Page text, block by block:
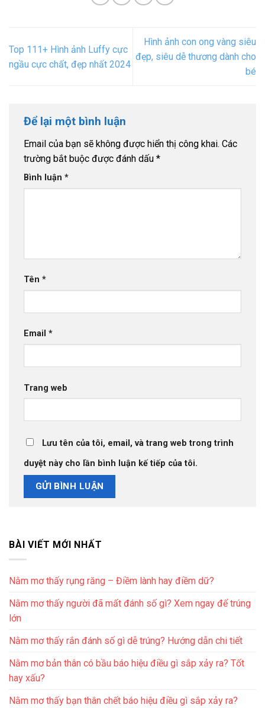
Top 111+ Hình ảnh Luffy cực
ngầu cực chất, đẹp nhất 2024
Hình ảnh con ong vàng siêu
đẹp, siêu dễ thương dành cho
bé
Để lại một bình luận
Email của bạn sẽ không được hiển thị công khai. Các
trường bắt buộc được đánh dấu *
Bình luận *
Tên *
Email *
Trang web
Lưu tên của tôi, email, và trang web trong trình
duyệt này cho lần bình luận kế tiếp của tôi.
BÀI VIẾT MỚI NHẤT
Nằm mơ thấy rụng răng – Điềm lành hay điềm dữ?
Nằm mơ thấy người đã mất đánh số gì? Xem ngay để trúng
lớn
Nằm mơ thấy rắn đánh số gì dễ trúng? Hướng dẫn chi tiết
Nằm mơ bản thân có bầu báo hiệu điều gì sắp xảy ra? Tốt
hay xấu?
Nằm mơ thấy bạn thân chết báo hiệu điều gì sắp xảy ra?